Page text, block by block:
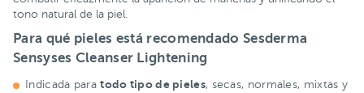
tono natural de la piel.
Para qué pieles está recomendado Sesderma
Sensyses Cleanser Lightening
Indicada paratodo tipo de pieles, secas, normales, mixtas y